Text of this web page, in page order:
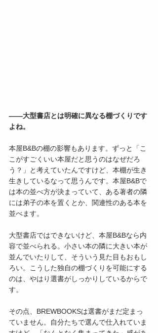
――大型書店とは明確に異なる棚づくりです
よね。
本屋B&Bの棚の影響もあります。ずっと「こ
こがすごくいい本屋だと思うのはなぜだろ
う？」と考えていたんですけど、本棚が生き
生きしているなって思うんです。本屋B&Bで
は本の並べ方が決まっていて、ある著者の隣
には弟子の本を置くとか、関連性のある本を
並べます。
大型書店ではできないけど、本屋B&Bなら内
容で並べられる。小さい本の隣に大きい本が
並んでいたりして、そういう見た目もおもし
ろい。こうした独自の棚づくりを可能にする
のは、やはり選書がしっかりしているからで
す。
その点、BREWBOOKSは選書がまだ定まっ
ていません。自分たちで選んで仕入れていま